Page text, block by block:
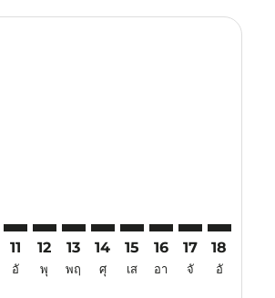
11
อั
12
พุ
13
พฤ
14
ศุ
15
เส
16
อา
17
จั
18
อั